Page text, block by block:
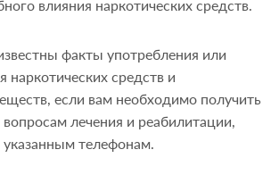
влияния наркотических средств.
факты употребления или
наркотических средств и
если вам необходимо получить
лечения и реабилитации,
телефонам.